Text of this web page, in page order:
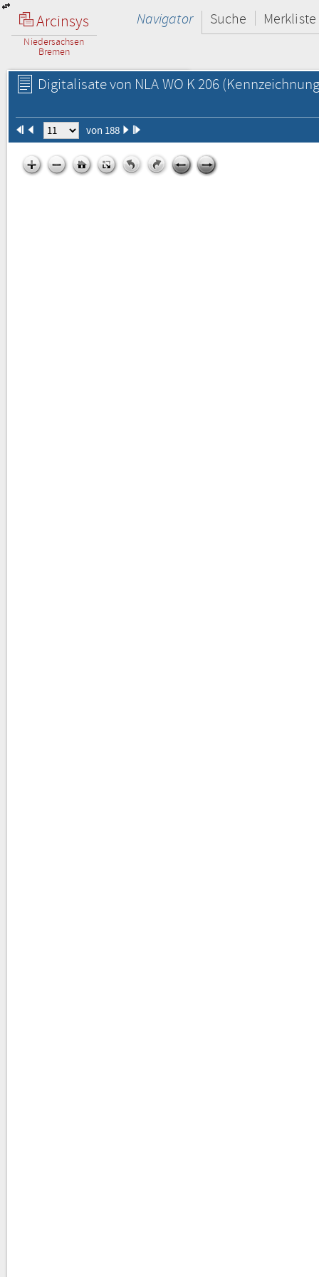
Arcinsys
Niedersachsen
Bremen
Navigator Suche Merkliste
Digitalisate von NLA WO K 206
von 188